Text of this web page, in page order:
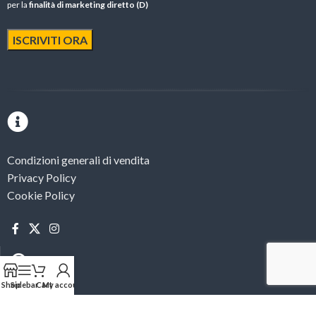
per la finalità di marketing diretto (D)
Condizioni generali di vendita
Privacy Policy
Cookie Policy
ShopSidebarCart
My account